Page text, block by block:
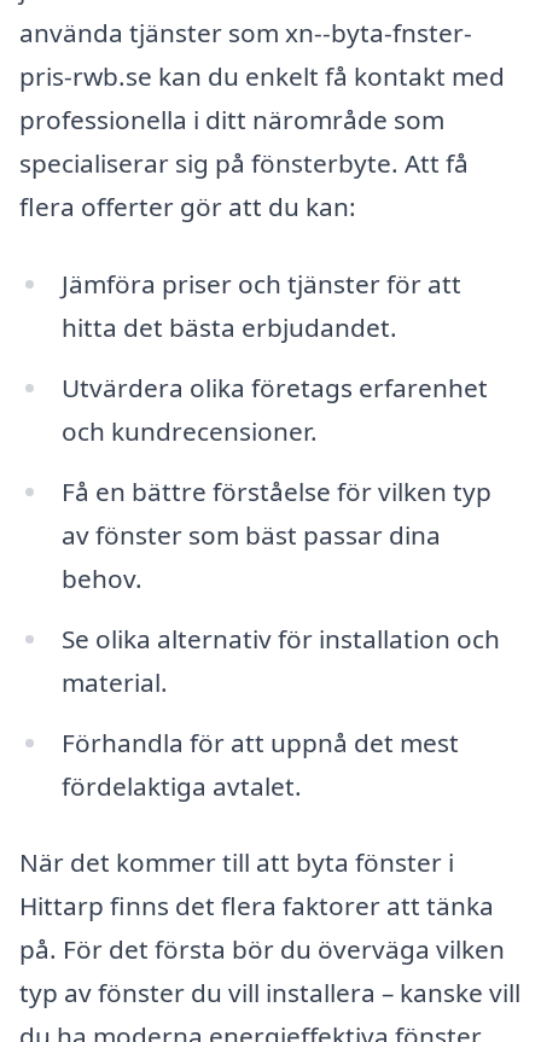
använda tjänster som xn--byta-fnster-
pris-rwb.se kan du enkelt få kontakt med
professionella i ditt närområde som
specialiserar sig på fönsterbyte. Att få
flera offerter gör att du kan:
Jämföra priser och tjänster för att
hitta det bästa erbjudandet.
Utvärdera olika företags erfarenhet
och kundrecensioner.
Få en bättre förståelse för vilken typ
av fönster som bäst passar dina
behov.
Se olika alternativ för installation och
material.
Förhandla för att uppnå det mest
fördelaktiga avtalet.
När det kommer till att byta fönster i
Hittarp finns det flera faktorer att tänka
på. För det första bör du överväga vilken
typ av fönster du vill installera – kanske vill